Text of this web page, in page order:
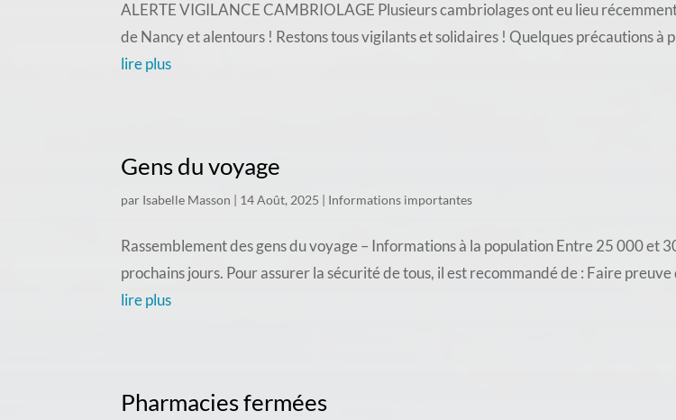
ALERTE VIGILANCE CAMBRIOLAGE Plusieurs cambriolages ont eu lieu
de Nancy et alentours ! Restons tous vigilants et solidaires ! Quelques précautions
lire plus
Gens du voyage
par Isabelle Masson | 14 Août, 2025 | Informations importantes
Rassemblement des gens du voyage – Informations à la population Entre 25 000 et
prochains jours. Pour assurer la sécurité de tous, il est recommandé de : Faire
lire plus
Pharmacies fermées